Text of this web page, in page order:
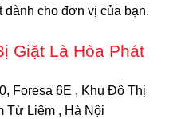
dành cho đơn vị của bạn.
Giặt Là Hòa Phát
Foresa 6E , Khu Đô Thị
Từ Liêm , Hà Nội